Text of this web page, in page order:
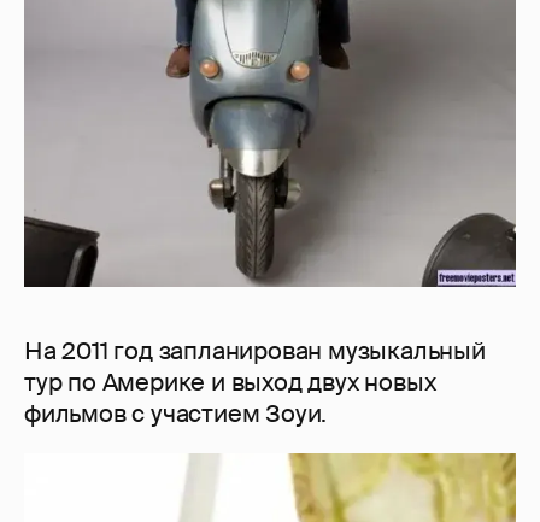
На 2011 год запланирован музыкальный
тур по Америке и выход двух новых
фильмов с участием Зоуи.